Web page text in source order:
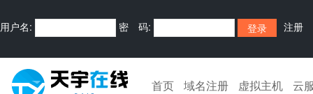
用户名: 密 码: 注册
首页 域名注册 虚拟主机 云